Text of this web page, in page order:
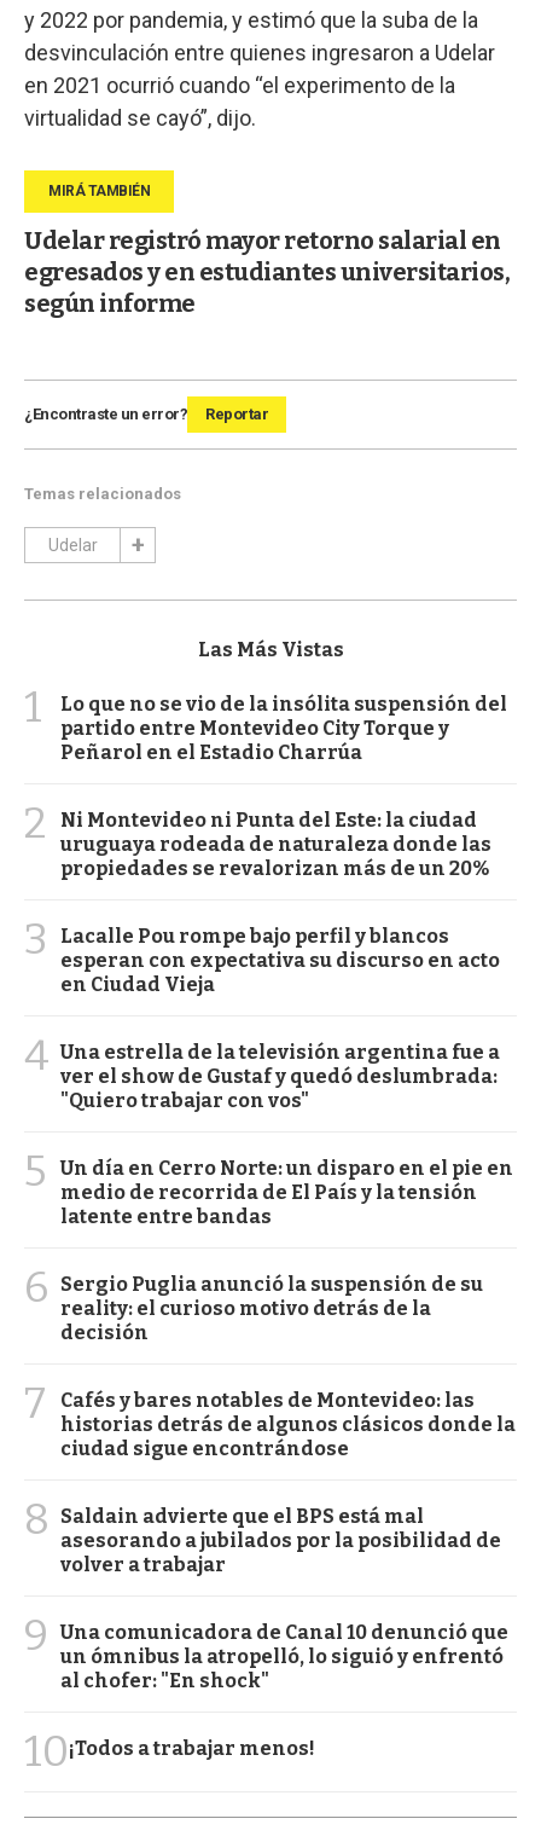
y 2022 por pandemia, y estimó que la suba de la
desvinculación entre quienes ingresaron a Udelar
en 2021 ocurrió cuando “el experimento de la
virtualidad se cayó”, dijo.
Udelar registró mayor retorno salarial en
egresados y en estudiantes universitarios,
según informe
¿Encontraste un error? Reportar
Temas relacionados
Udelar
Las Más Vistas
1
Lo que no se vio de la insólita suspensión del
partido entre Montevideo City Torque y
Peñarol en el Estadio Charrúa
2
Ni Montevideo ni Punta del Este: la ciudad
uruguaya rodeada de naturaleza donde las
propiedades se revalorizan más de un 20%
3
Lacalle Pou rompe bajo perfil y blancos
esperan con expectativa su discurso en acto
en Ciudad Vieja
4 Una estrella de la televisión argentina fue a
ver el show de Gustaf y quedó deslumbrada:
"Quiero trabajar con vos"
5
Un día en Cerro Norte: un disparo en el pie en
medio de recorrida de El País y la tensión
latente entre bandas
6
Sergio Puglia anunció la suspensión de su
reality: el curioso motivo detrás de la
decisión
7
Cafés y bares notables de Montevideo: las
historias detrás de algunos clásicos donde la
ciudad sigue encontrándose
8
Saldain advierte que el BPS está mal
asesorando a jubilados por la posibilidad de
volver a trabajar
9
Una comunicadora de Canal 10 denunció que
un ómnibus la atropelló, lo siguió y enfrentó
al chofer: "En shock"
10¡Todos a trabajar menos!